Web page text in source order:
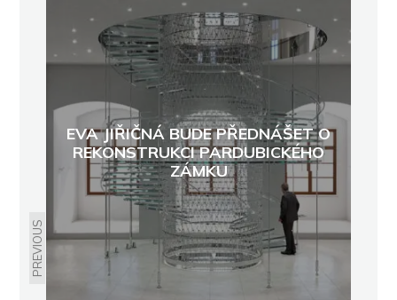
PREVIOUS
EVA JIŘIČNÁ BUDE PŘEDNÁŠET O
REKONSTRUKCI PARDUBICKÉHO
ZÁMKU